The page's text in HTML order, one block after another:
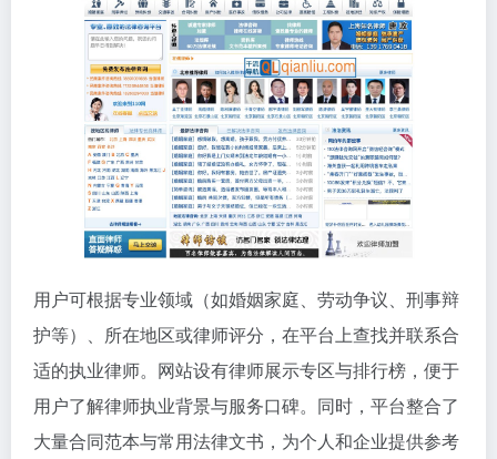
用户可根据专业领域（如婚姻家庭、劳动争议、刑事辩
护等）、所在地区或律师评分，在平台上查找并联系合
适的执业律师。网站设有律师展示专区与排行榜，便于
用户了解律师执业背景与服务口碑。同时，平台整合了
大量合同范本与常用法律文书，为个人和企业提供参考